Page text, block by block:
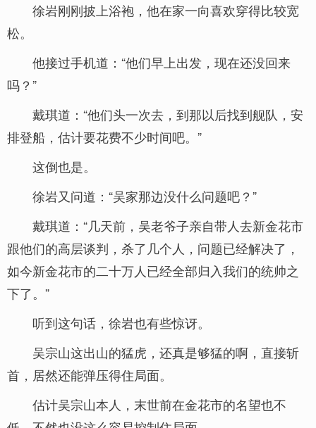
徐岩刚刚披上浴袍，他在家一向喜欢穿得比较宽
松。
他接过手机道：“他们早上出发，现在还没回来
吗？”
戴琪道：“他们头一次去，到那以后找到舰队，安
排登船，估计要花费不少时间吧。”
这倒也是。
徐岩又问道：“吴家那边没什么问题吧？”
戴琪道：“几天前，吴老爷子亲自带人去新金花市
跟他们的高层谈判，杀了几个人，问题已经解决了，
如今新金花市的二十万人已经全部归入我们的统帅之
下了。”
听到这句话，徐岩也有些惊讶。
吴宗山这出山的猛虎，还真是够猛的啊，直接斩
首，居然还能弹压得住局面。
估计吴宗山本人，末世前在金花市的名望也不